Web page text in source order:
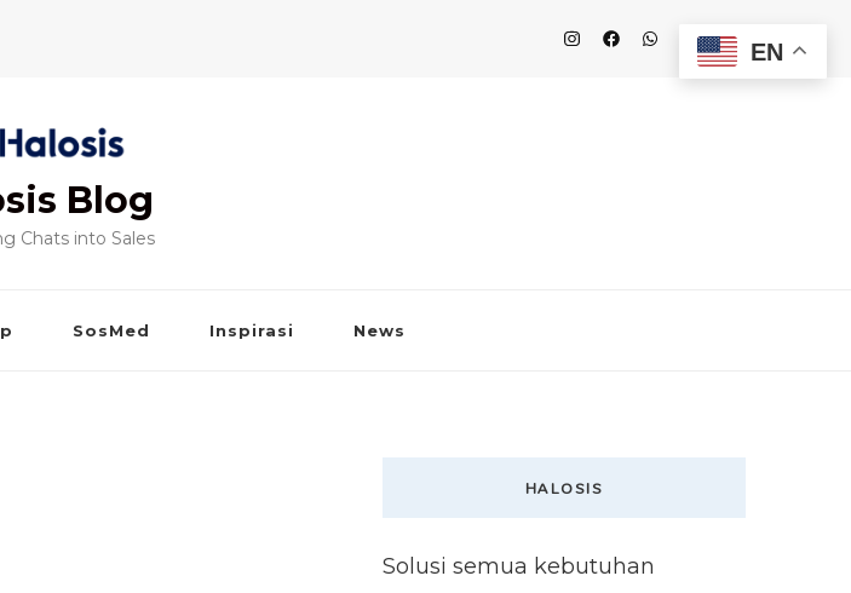
Blog
Chats into Sales
SosMed Inspirasi News
HALOSIS
Solusi semua kebutuhan
EN